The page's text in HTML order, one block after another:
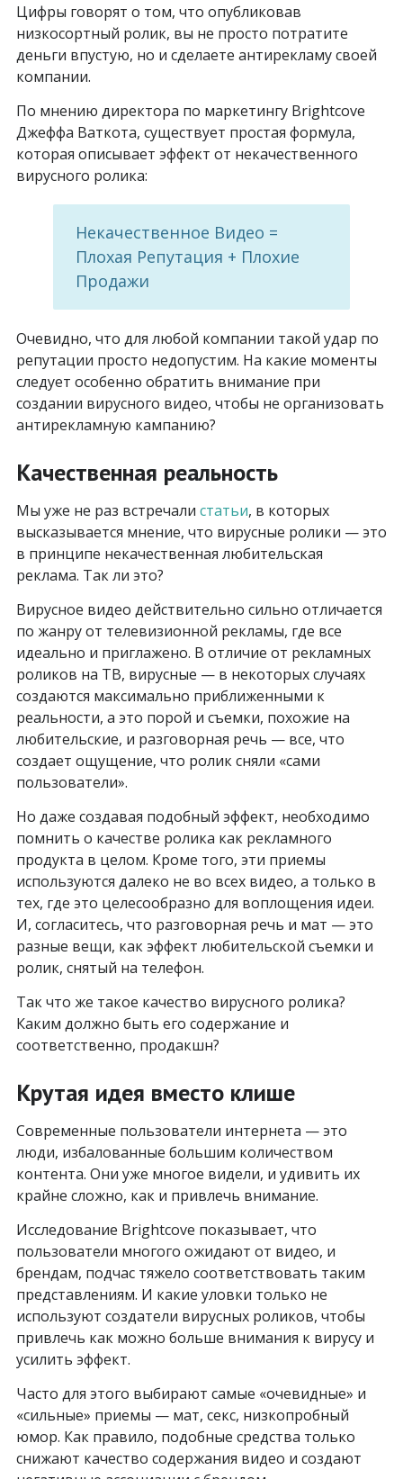
Цифры говорят о том, что опубликовав
низкосортный ролик, вы не просто потратите
деньги впустую, но и сделаете антирекламу своей
компании.
По мнению директора по маркетингу Brightcove
Джеффа Ваткота, существует простая формула,
которая описывает эффект от некачественного
вирусного ролика:
Некачественное Видео =
Плохая Репутация + Плохие
Продажи
Очевидно, что для любой компании такой удар по
репутации просто недопустим. На какие моменты
следует особенно обратить внимание при
создании вирусного видео, чтобы не организовать
антирекламную кампанию?
Качественная реальность
Мы уже не раз встречали статьи, в которых
высказывается мнение, что вирусные ролики — это
в принципе некачественная любительская
реклама. Так ли это?
Вирусное видео действительно сильно отличается
по жанру от телевизионной рекламы, где все
идеально и приглажено. В отличие от рекламных
роликов на ТВ, вирусные — в некоторых случаях
создаются максимально приближенными к
реальности, а это порой и съемки, похожие на
любительские, и разговорная речь — все, что
создает ощущение, что ролик сняли «сами
пользователи».
Но даже создавая подобный эффект, необходимо
помнить о качестве ролика как рекламного
продукта в целом. Кроме того, эти приемы
используются далеко не во всех видео, а только в
тех, где это целесообразно для воплощения идеи.
И, согласитесь, что разговорная речь и мат — это
разные вещи, как эффект любительской съемки и
ролик, снятый на телефон.
Так что же такое качество вирусного ролика?
Каким должно быть его содержание и
соответственно, продакшн?
Крутая идея вместо клише
Современные пользователи интернета — это
люди, избалованные большим количеством
контента. Они уже многое видели, и удивить их
крайне сложно, как и привлечь внимание.
Исследование Brightcove показывает, что
пользователи многого ожидают от видео, и
брендам, подчас тяжело соответствовать таким
представлениям. И какие уловки только не
используют создатели вирусных роликов, чтобы
привлечь как можно больше внимания к вирусу и
усилить эффект.
Часто для этого выбирают самые «очевидные» и
«сильные» приемы — мат, секс, низкопробный
юмор. Как правило, подобные средства только
снижают качество содержания видео и создают